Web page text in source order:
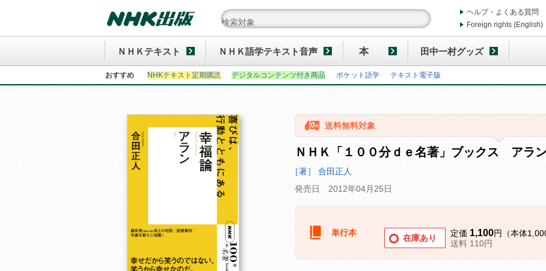
ヘルプ・よくある質問
Foreign rights (English)
ＮＨＫテキスト ＮＨＫ語学テキスト音声 本 田中一村グッズ
おすすめ NHKテキスト定期購読 デジタルコンテンツ付き商品 ポケット語学 テキスト電子版
送料無料対象
ＮＨＫ「１００分ｄｅ名著」ブックス アラ
［著］ 合田正人
発売日 2012年04月25日
単行本
在庫あり 定価 1,100円（本体
送料 110円